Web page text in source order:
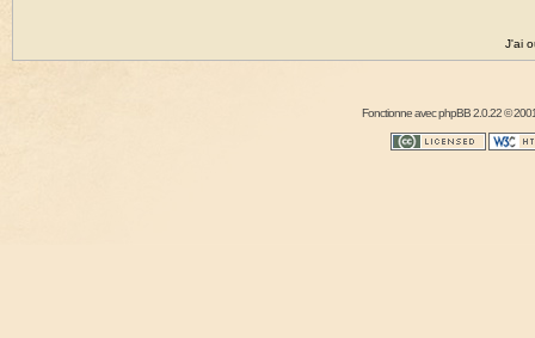
J'ai
Fonctionne avecphpBB2.0.22 ©